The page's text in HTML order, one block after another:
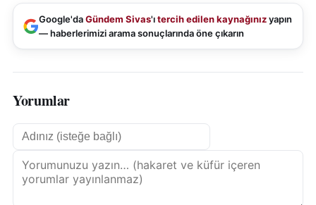
Google'daGündem Sivas'ıtercih edilen kaynağınızyapın
— haberlerimizi arama sonuçlarında öne çıkarın
Yorumlar